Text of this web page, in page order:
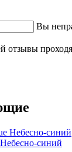
Вы
отзывы
синий